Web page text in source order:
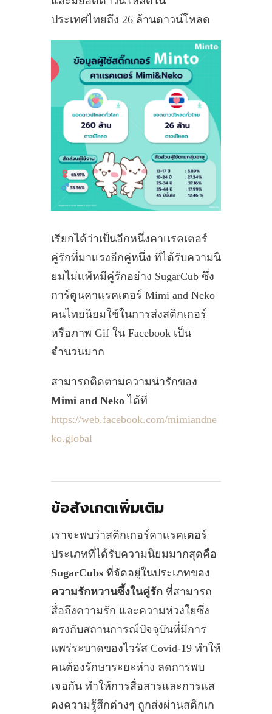
ประเทศไทยถึง 26 ล้านดาวน์โหลด
เรียกได้ว่าเป็นอีกหนึ่งคาเเรคเตอร์
คู่รักที่มาเเรงอีกคู่หนึ่ง ที่ได้รับความนิ
ยมไม่เเพ้หมีคู่รักอย่าง SugarCub ซึ่ง
การ์ตูนคาเเรคเตอร์ Mimi and Neko
คนไทยนิยมใช้ในการส่งสติกเกอร์
หรือภาพ Gif ใน Facebook เป็น
จำนวนมาก
สามารถติดตามความน่ารักของ
Mimi and Neko ได้ที่
https://web.facebook.com/mimiandne
ko.global
ข้อสังเกตเพิ่มเติม
เราจะพบว่าสติกเกอร์คาเเรคเตอร์
ประเภทที่ได้รับความนิยมมากสุดคือ
SugarCubs ที่จัดอยู่ในประเภทของ
ความรักหวานซึ้งในคู่รัก ที่สามารถ
สื่อถึงความรัก และความห่วงใยซึ่ง
ตรงกับสถานการณ์ปัจจุบันที่มีการ
เเพร่ระบาดของไวรัส Covid-19 ทำให้
คนต้องรักษาระยะห่าง ลดการพบ
เจอกัน ทำให้การสื่อสารและการเเส
ดงความรู้สึกต่างๆ ถูกส่งผ่านสติกเก